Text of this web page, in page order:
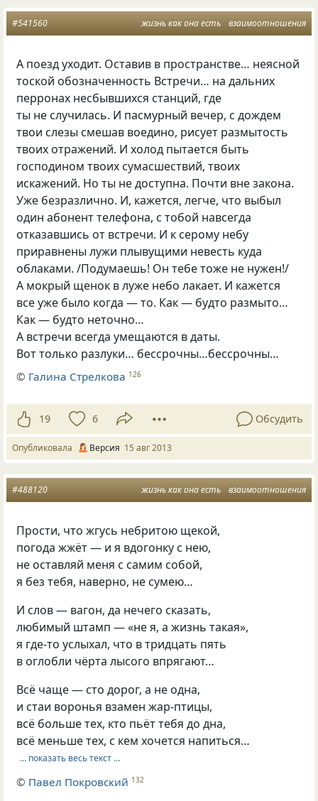
жизнь как она есть взаимоотношения
#541560
А поезд уходит. Оставив в пространстве… неясной
тоской обозначенность Встречи… на дальних
перронах несбывшихся станций, где
ты не случилась. И пасмурный вечер, с дождем
твои слезы смешав воедино, рисует размытость
твоих отражений. И холод пытается быть
господином твоих сумасшествий, твоих
искажений. Но ты не доступна. Почти вне закона.
Уже безразлично. И, кажется, легче, что выбыл
один абонент телефона, с тобой навсегда
отказавшись от встречи. И к серому небу
приравнены лужи плывущими невесть куда
облаками. /Подумаешь! Он тебе тоже не нужен!/
А мокрый щенок в луже небо лакает. И кажется
все уже было когда — то. Как — будто размыто…
Как — будто неточно…
А встречи всегда умещаются в даты.
Вот только разлуки… бессрочны…бессрочны…
© Галина Стрелкова 126
19 6 Обсудить
Опубликовала Версия 15 авг 2013
жизнь как она есть взаимоотношения
#488120
Прости, что жгусь небритою щекой,
погода жжёт — и я вдогонку с нею,
не оставляй меня с самим собой,
я без тебя, наверно, не сумею…
И слов — вагон, да нечего сказать,
любимый штамп — «не я, а жизнь такая»,
я где-то услыхал, что в тридцать пять
в оглобли чёрта лысого впрягают…
Всё чаще — сто дорог, а не одна,
и стаи воронья взамен жар-птицы,
всё больше тех, кто пьёт тебя до дна,
всё меньше тех, с кем хочется напиться…
… показать весь текст …
© Павел Покровский 132